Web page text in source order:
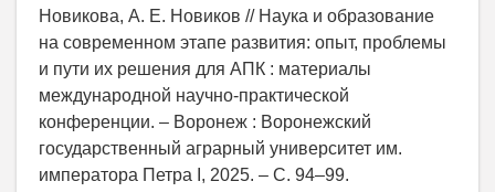
Новикова, А. Е. Новиков // Наука и образование
на современном этапе развития: опыт, проблемы
и пути их решения для АПК : материалы
международной научно‑практической
конференции. – Воронеж : Воронежский
государственный аграрный университет им.
императора Петра I, 2025. – С. 94–99.